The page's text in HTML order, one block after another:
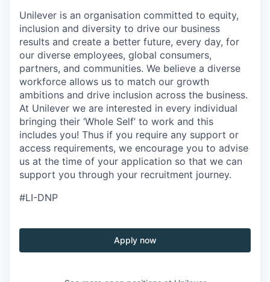
Unilever is an organisation committed to equity,
inclusion and diversity to drive our business
results and create a better future, every day, for
our diverse employees, global consumers,
partners, and communities. We believe a diverse
workforce allows us to match our growth
ambitions and drive inclusion across the business.
At Unilever we are interested in every individual
bringing their ‘Whole Self’ to work and this
includes you! Thus if you require any support or
access requirements, we encourage you to advise
us at the time of your application so that we can
support you through your recruitment journey.
#LI-DNP
Apply now